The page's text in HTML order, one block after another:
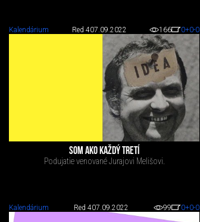
Kalendárium Red 407.09.2022 166 0+0-0
SOM AKO KAŽDÝ TRETÍ
Podujatie venované Jurajovi Melišovi.
Kalendárium Red 407.09.2022 99 0+0-0